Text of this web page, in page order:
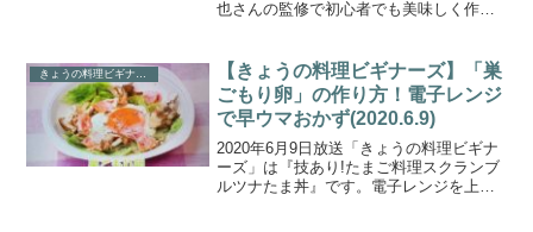
也さんの監修で初心者でも美味しく作れ
ロース」です。こちらでは、１品目の
「ホイコーロー」の...
きょうの料理ビギナーズ
【きょうの料理ビギナーズ】「巣
ごもり卵」の作り方！電子レンジ
で早ウマおかず(2020.6.9)
2020年6月9日放送「きょうの料理ビギナ
ーズ」は『技あり!たまご料理スクランブ
ルツナたま丼』です。電子レンジを上手